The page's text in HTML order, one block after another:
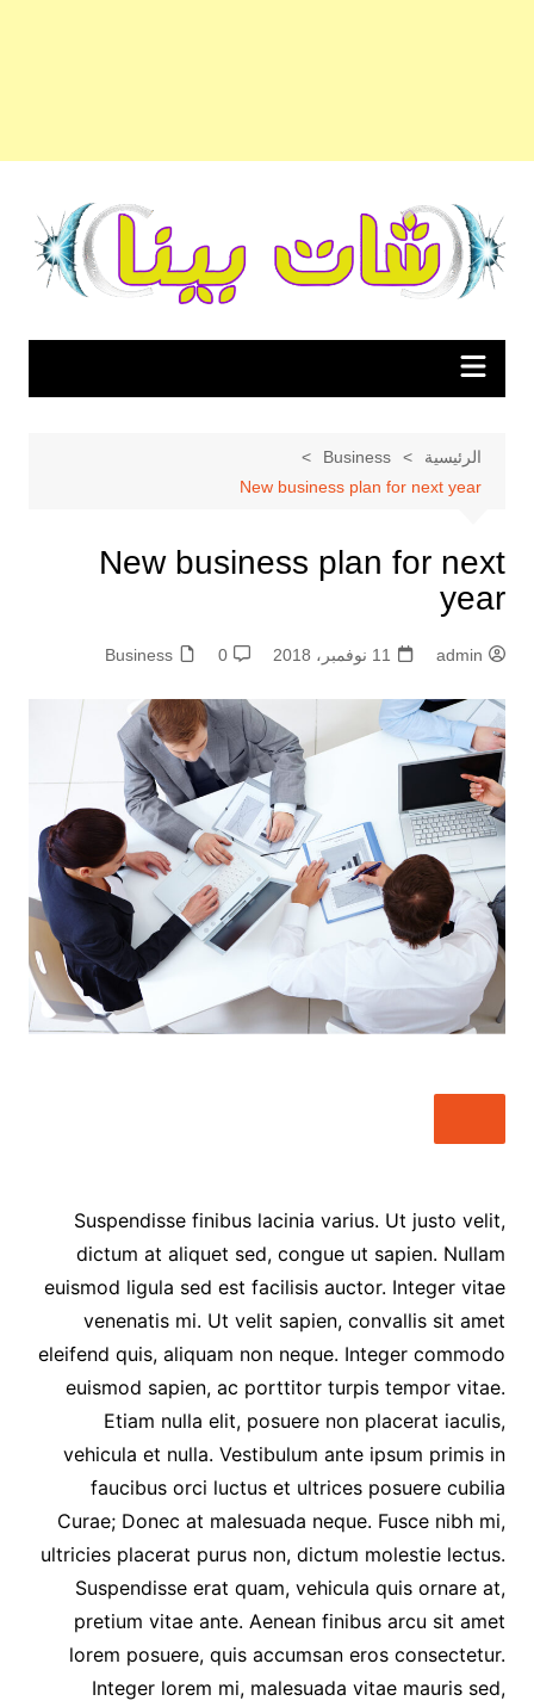
المحتوى
الرئيسية
Business
New business plan for next year
New business plan for next
year
admin 11 نوفمبر، 2018 0
Business
Suspendisse finibus lacinia varius. Ut justo velit,
dictum at aliquet sed, congue ut sapien. Nullam
euismod ligula sed est facilisis auctor. Integer vitae
venenatis mi. Ut velit sapien, convallis sit amet
eleifend quis, aliquam non neque. Integer commodo
euismod sapien, ac porttitor turpis tempor vitae.
Etiam nulla elit, posuere non placerat iaculis,
vehicula et nulla. Vestibulum ante ipsum primis in
faucibus orci luctus et ultrices posuere cubilia
Curae; Donec at malesuada neque. Fusce nibh mi,
ultricies placerat purus non, dictum molestie lectus.
Suspendisse erat quam, vehicula quis ornare at,
pretium vitae ante. Aenean finibus arcu sit amet
lorem posuere, quis accumsan eros consectetur.
Integer lorem mi, malesuada vitae mauris sed,